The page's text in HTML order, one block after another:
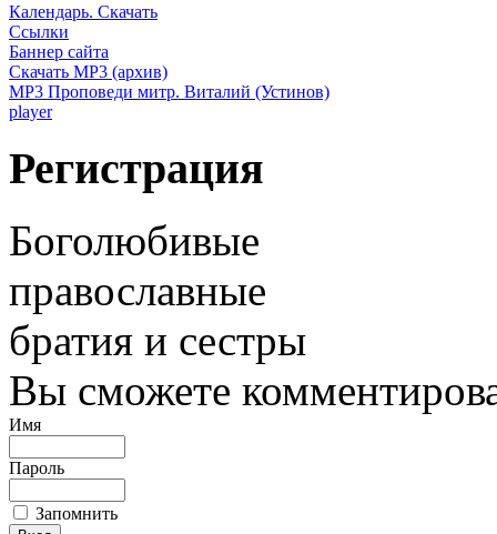
Календарь. Скачать
Ссылки
Баннер сайта
Скачать MP3 (архив)
MP3 Проповеди митр. Виталий (Устинов)
player
Регистрация
Боголюбивые
православные
братия и сестры
Вы сможете
Имя
Пароль
Запомнить